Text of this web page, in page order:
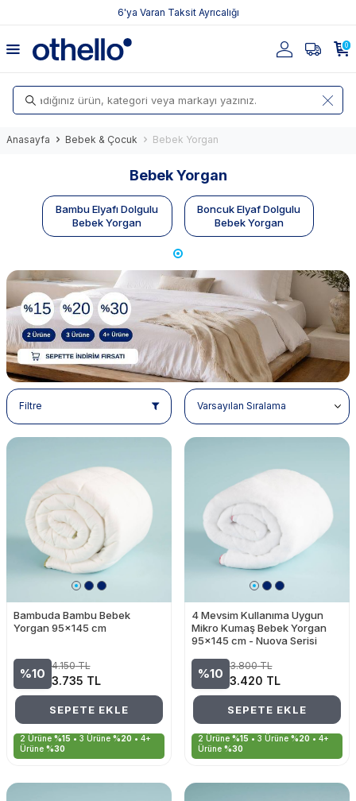
6'ya Varan Taksit Ayrıcalığı
0
Anasayfa Bebek & Çocuk Bebek Yorgan
Bebek Yorgan
Bambu Elyafı Dolgulu
Bebek Yorgan
Boncuk Elyaf Dolgulu
Bebek Yorgan
Filtre
Bambuda Bambu Bebek
Yorgan 95x145 cm
%10
4.150TL
3.735 TL
SEPETE EKLE
2 Ürüne %15 • 3 Ürüne %20 • 4+
Ürüne %30
4 Mevsim Kullanıma Uygun
Mikro Kumaş Bebek Yorgan
95x145 cm - Nuova Serisi
%10
3.800TL
3.420 TL
SEPETE EKLE
2 Ürüne %15 • 3 Ürüne %20 • 4+
Ürüne %30